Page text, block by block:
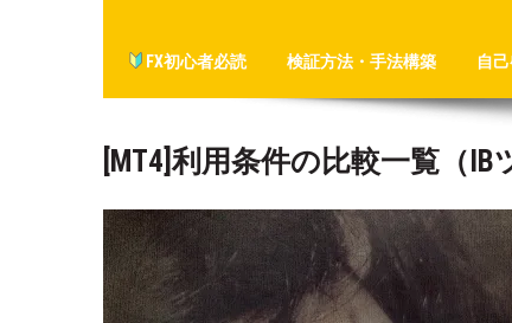
FX初心者必読 検証方法・手法構築 自
[MT4]利用条件の比較一覧（IB
Posted
on
:
By
Mt.
more